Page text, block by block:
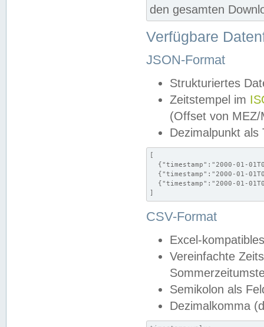
den gesamten
Verfügbare
JSON-Format
Strukturiertes
Zeitstempel im
(Offset von MEZ/
Dezimalpunkt als
[
{"timestamp":"2000-01-
{"timestamp":"2000-01-
{"timestamp":"2000-01-
]
CSV-Format
Excel-
Vereinfachte
Semikolon als
Dezimalkomma